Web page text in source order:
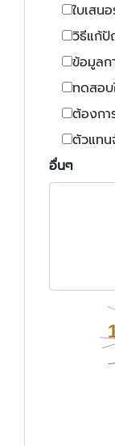
ใบเสน
วิธีแก้ปั
ข้อมูลก
ทดสอบ
ต้องกา
ตัวแทน
อื่นๆ